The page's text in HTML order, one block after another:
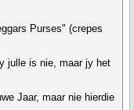
Purses" (crepes
julle is nie, maar jy het
Jaar, maar nie hierdie